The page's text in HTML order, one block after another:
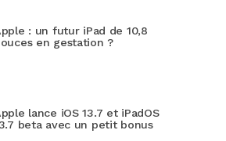
: un futur iPad de 10,8
en gestation ?
lance iOS 13.7 et iPadOS
beta avec un petit bonus